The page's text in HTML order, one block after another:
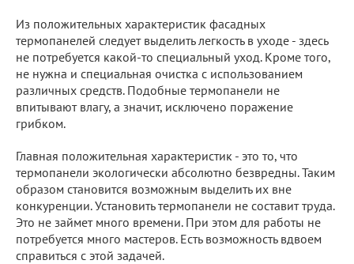
Из положительных характеристик фасадных
термопанелей следует выделить легкость в уходе - здесь
не потребуется какой-то специальный уход. Кроме того,
не нужна и специальная очистка с использованием
различных средств. Подобные термопанели не
впитывают влагу, а значит, исключено поражение
грибком.
Главная положительная характеристик - это то, что
термопанели экологически абсолютно безвредны. Таким
образом становится возможным выделить их вне
конкуренции. Установить термопанели не составит труда.
Это не займет много времени. При этом для работы не
потребуется много мастеров. Есть возможность вдвоем
справиться с этой задачей.